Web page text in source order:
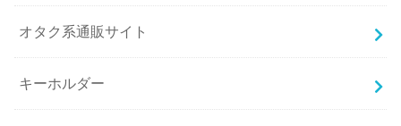
オタク系通販サイト
キーホルダー